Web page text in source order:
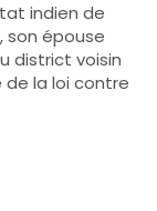
indien de
son épouse
district voisin
la loi contre